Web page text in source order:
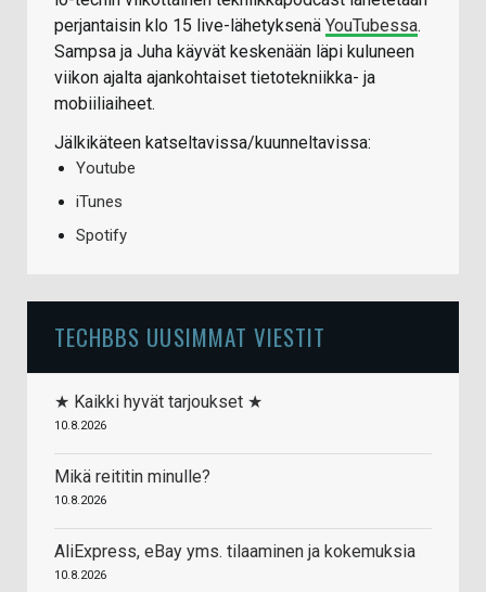
perjantaisin klo 15 live-lähetyksenä YouTubessa.
Sampsa ja Juha käyvät keskenään läpi kuluneen
viikon ajalta ajankohtaiset tietotekniikka- ja
mobiiliaiheet.
Jälkikäteen katseltavissa/kuunneltavissa:
Youtube
iTunes
Spotify
TECHBBS UUSIMMAT VIESTIT
★ Kaikki hyvät tarjoukset ★
10.8.2026
Mikä reititin minulle?
10.8.2026
AliExpress, eBay yms. tilaaminen ja kokemuksia
10.8.2026